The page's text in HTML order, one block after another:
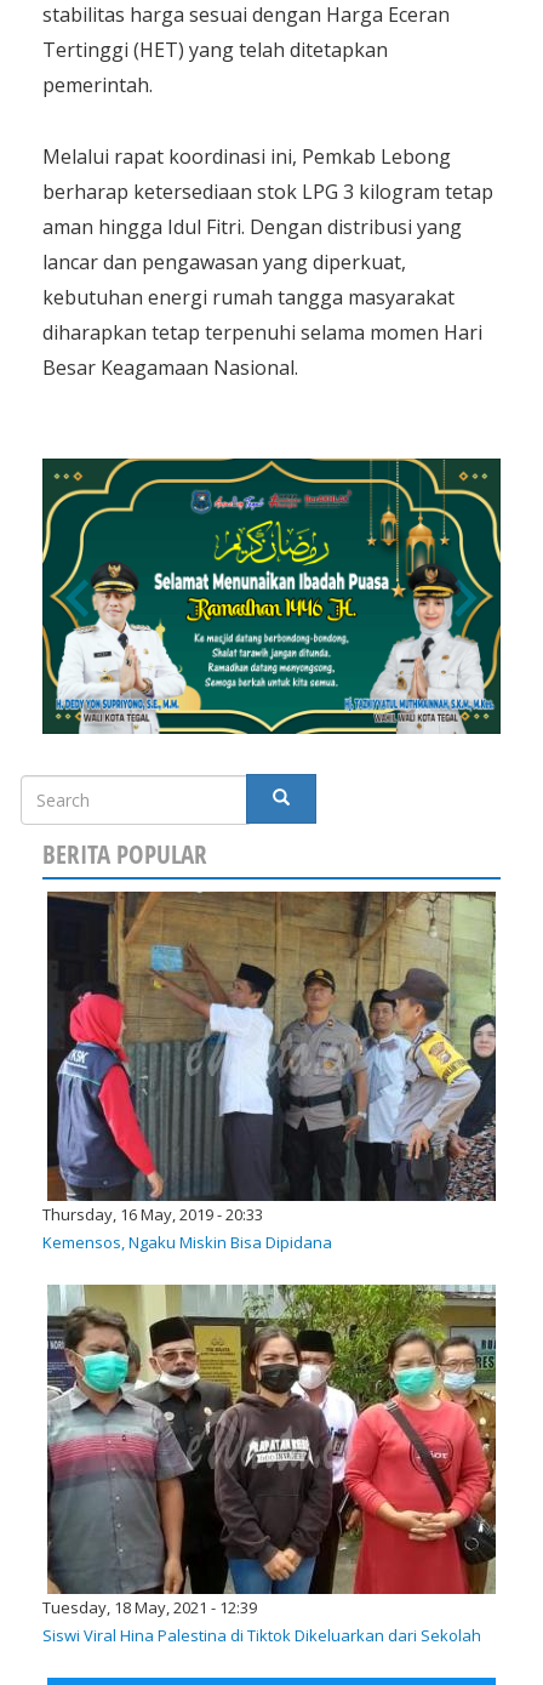
stabilitas harga sesuai dengan Harga Eceran
Tertinggi (HET) yang telah ditetapkan
pemerintah.
Melalui rapat koordinasi ini, Pemkab Lebong
berharap ketersediaan stok LPG 3 kilogram tetap
aman hingga Idul Fitri. Dengan distribusi yang
lancar dan pengawasan yang diperkuat,
kebutuhan energi rumah tangga masyarakat
diharapkan tetap terpenuhi selama momen Hari
Besar Keagamaan Nasional.
Search
SEARCH
BERITA POPULAR
Thursday, 16 May, 2019 - 20:33
Kemensos, Ngaku Miskin Bisa Dipidana
Tuesday, 18 May, 2021 - 12:39
Siswi Viral Hina Palestina di Tiktok Dikeluarkan dari Sekolah